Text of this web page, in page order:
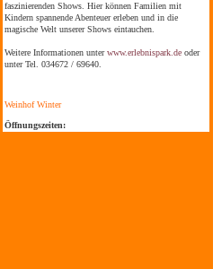
faszinierenden Shows. Hier können Familien mit
Kindern spannende Abenteuer erleben und in die
magische Welt unserer Shows eintauchen.
Weitere Informationen unterwww.erlebnispark.de oder
unter Tel. 034672 / 69640.
Weinhof Winter
Öffnungszeiten: